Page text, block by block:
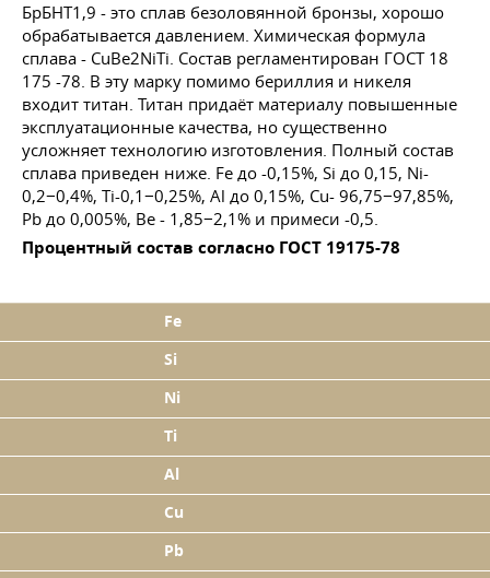
БрБНТ1,9 - это сплав безоловянной бронзы, хорошо
обрабатывается давлением. Химическая формула
сплава - CuBe2NiTi. Состав регламентирован ГОСТ 18
175 -78. В эту марку помимо бериллия и никеля
входит титан. Титан придаёт материалу повышенные
эксплуатационные качества, но существенно
усложняет технологию изготовления. Полный состав
сплава приведен ниже. Fe до -0,15%, Si до 0,15, Ni-
0,2−0,4%, Ti-0,1−0,25%, Al до 0,15%, Cu- 96,75−97,85%,
Pb до 0,005%, Be - 1,85−2,1% и примеси -0,5.
Процентный состав согласно ГОСТ 19175-78
Fe
Si
Ni
Ti
Al
Cu
Pb